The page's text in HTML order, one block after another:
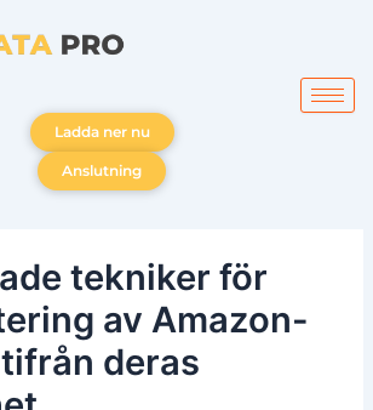
Ladda ner nu
Anslutning
tekniker för
av Amazon-
deras